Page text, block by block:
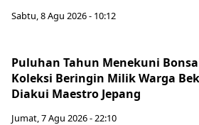
Sabtu, 8 Agu 2026 - 10:12
Puluhan Tahun Menekuni
Koleksi Beringin Milik Warga
Diakui Maestro Jepang
Jumat, 7 Agu 2026 - 22:10